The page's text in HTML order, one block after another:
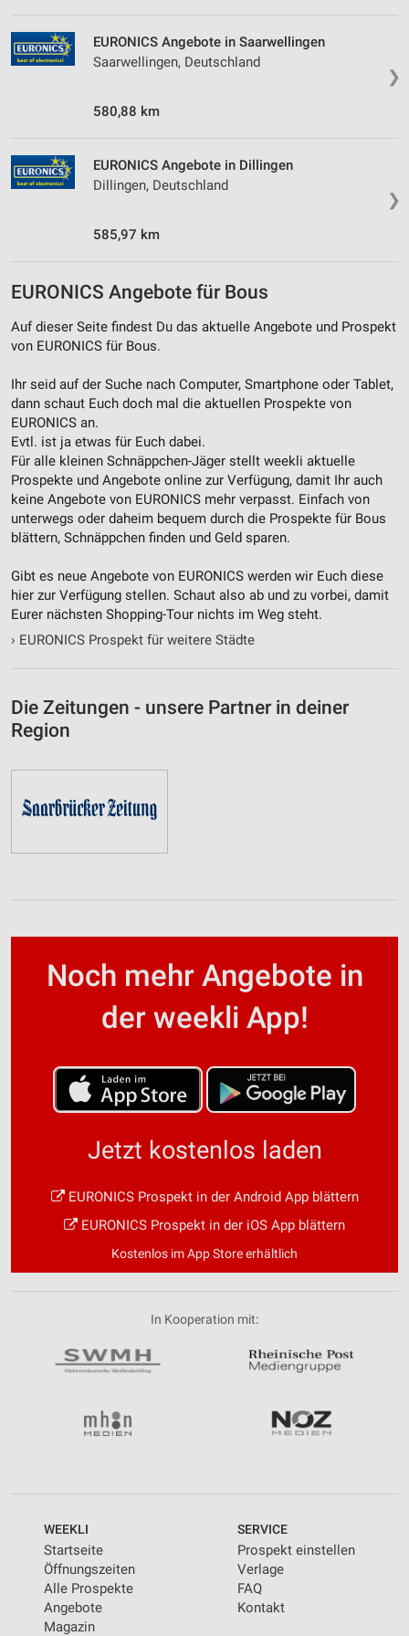
❯
EURONICS Angebote in Saarwellingen
Saarwellingen, Deutschland
580,88 km
❯
EURONICS Angebote in Dillingen
Dillingen, Deutschland
585,97 km
EURONICS Angebote für Bous
Auf dieser Seite findest Du das aktuelle Angebote und Prospekt
von EURONICS für Bous.
Ihr seid auf der Suche nach Computer, Smartphone oder Tablet,
dann schaut Euch doch mal die aktuellen Prospekte von
EURONICS an.
Evtl. ist ja etwas für Euch dabei.
Für alle kleinen Schnäppchen-Jäger stellt weekli aktuelle
Prospekte und Angebote online zur Verfügung, damit Ihr auch
keine Angebote von EURONICS mehr verpasst. Einfach von
unterwegs oder daheim bequem durch die Prospekte für Bous
blättern, Schnäppchen finden und Geld sparen.
Gibt es neue Angebote von EURONICS werden wir Euch diese
hier zur Verfügung stellen. Schaut also ab und zu vorbei, damit
Eurer nächsten Shopping-Tour nichts im Weg steht.
› EURONICS Prospekt für weitere Städte
Die Zeitungen - unsere Partner in deiner
Region
Noch mehr Angebote in
der weekli App!
Jetzt kostenlos laden
EURONICS Prospekt in der Android App blättern
EURONICS Prospekt in der iOS App blättern
Kostenlos im App Store erhältlich
In Kooperation mit:
WEEKLI
Startseite
Öffnungszeiten
Alle Prospekte
Angebote
Magazin
SERVICE
Prospekt einstellen
Verlage
FAQ
Kontakt
Messung der Werbeleistung
Analyse von Zielgruppen durch Statistiken oder
Entwicklung und Verbesserung der Angebote
Verwendung genauer Standortdaten
Geräte anhand von aktiv angeforderten
Informationen identifizieren
Nicht-IAB-Verarbeitungszwecke:
Notwendig
Performance
Funktional
Werbung